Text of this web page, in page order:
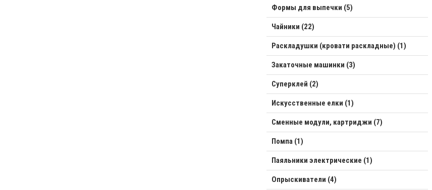
Формы для выпечки (5)
Чайники (22)
Раскладушки (кровати раскладные) (1)
Закаточные машинки (3)
Суперклей (2)
Искусственные елки (1)
Сменные модули, картриджи (7)
Помпа (1)
Паяльники электрические (1)
Опрыскиватели (4)